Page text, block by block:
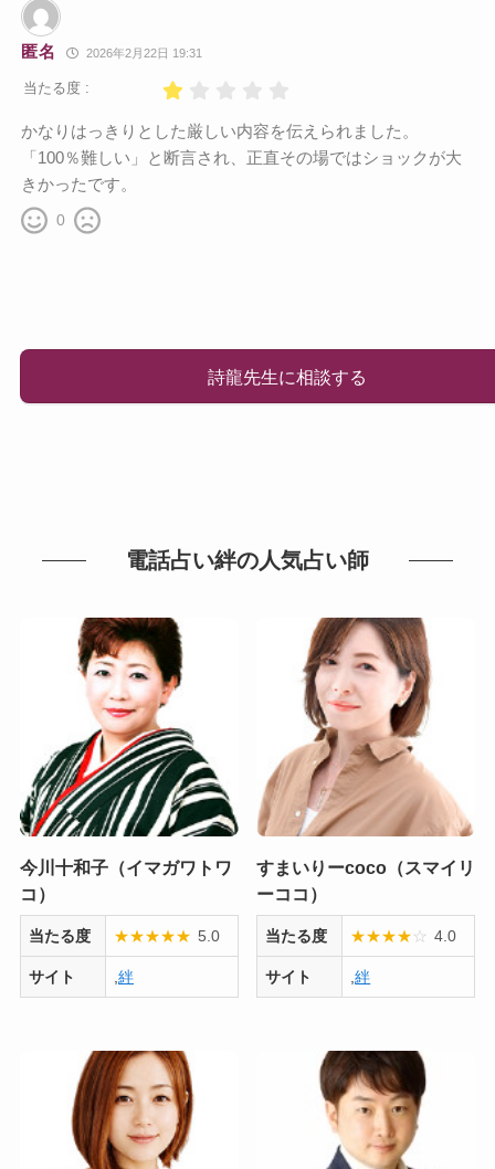
匿名 2026年2月22日 19:31
当たる度 :
かなりはっきりとした厳しい内容を伝えられました。
「100％難しい」と断言され、正直その場ではショックが大
きかったです。
0
詩龍先生に相談する
電話占い絆の人気占い師
今川十和子（イマガワトワ
コ）
当たる度 ★★★★★ 5.0
サイト ,絆
すまいりーcoco（スマイリ
ーココ）
当たる度 ★★★★☆ 4.0
サイト ,絆